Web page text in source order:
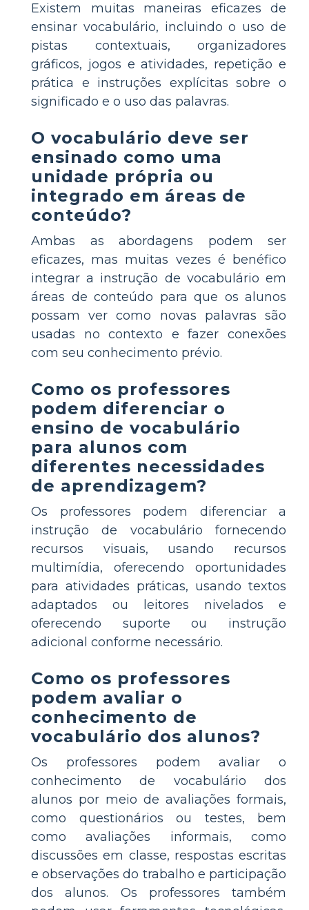
Existem muitas maneiras eficazes de
ensinar vocabulário, incluindo o uso de
pistas contextuais, organizadores
gráficos, jogos e atividades, repetição e
prática e instruções explícitas sobre o
significado e o uso das palavras.
O vocabulário deve ser
ensinado como uma
unidade própria ou
integrado em áreas de
conteúdo?
Ambas as abordagens podem ser
eficazes, mas muitas vezes é benéfico
integrar a instrução de vocabulário em
áreas de conteúdo para que os alunos
possam ver como novas palavras são
usadas no contexto e fazer conexões
com seu conhecimento prévio.
Como os professores
podem diferenciar o
ensino de vocabulário
para alunos com
diferentes necessidades
de aprendizagem?
Os professores podem diferenciar a
instrução de vocabulário fornecendo
recursos visuais, usando recursos
multimídia, oferecendo oportunidades
para atividades práticas, usando textos
adaptados ou leitores nivelados e
oferecendo suporte ou instrução
adicional conforme necessário.
Como os professores
podem avaliar o
conhecimento de
vocabulário dos alunos?
Os professores podem avaliar o
conhecimento de vocabulário dos
alunos por meio de avaliações formais,
como questionários ou testes, bem
como avaliações informais, como
discussões em classe, respostas escritas
e observações do trabalho e participação
dos alunos. Os professores também